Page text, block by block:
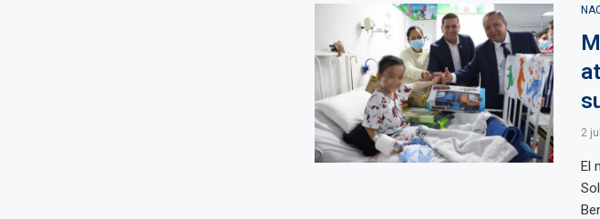
2
El